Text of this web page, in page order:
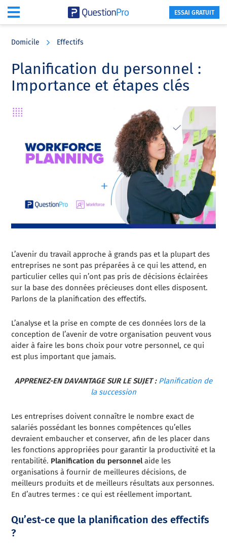
content
sidebar
ESSAI GRATUIT
Domicile Effectifs
Planification du personnel :
Importance et étapes clés
L’avenir du travail approche à grands pas et la plupart des
entreprises ne sont pas préparées à ce qui les attend, en
particulier celles qui n’ont pas pris de décisions éclairées
sur la base des données précieuses dont elles disposent.
Parlons de la planification des effectifs.
L’analyse et la prise en compte de ces données lors de la
conception de l’avenir de votre organisation peuvent vous
aider à faire les bons choix pour votre personnel, ce qui
est plus important que jamais.
APPRENEZ-EN DAVANTAGE SUR LE SUJET : Planification de
la succession
Les entreprises doivent connaître le nombre exact de
salariés possédant les bonnes compétences qu’elles
devraient embaucher et conserver, afin de les placer dans
les fonctions appropriées pour garantir la productivité et la
rentabilité. Planification du personnelaide les
organisations à fournir de meilleures décisions, de
meilleurs produits et de meilleurs résultats aux personnes.
En d’autres termes : ce qui est réellement important.
Qu’est-ce que la planification des effectifs
?